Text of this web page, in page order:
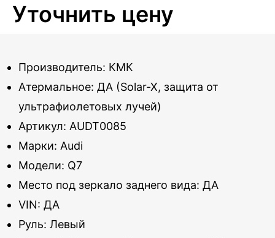
Уточнить цену
Производитель: КМК
Атермальное: ДА (Solar-X, защита от
ультрафиолетовых лучей)
Артикул: AUDT0085
Марки: Audi
Модели: Q7
Место под зеркало заднего вида: ДА
VIN: ДА
Руль: Левый